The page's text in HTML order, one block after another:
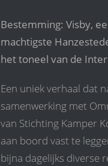
Bestemming: Visby,
machtigste
het toneel van de
Een uniek verhaal dat
samenwerking met
van Stichting Kamper
aan boord vast te
bijna dagelijks diverse